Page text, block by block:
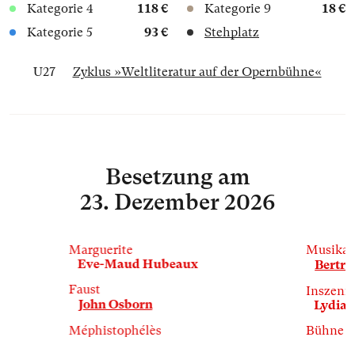
Kategorie 4
118 €
Kategorie 5
93 €
Kategorie 9
18 €
Stehplatz
U27 Zyklus »Weltliteratur auf der Opernbühne«
Besetzung am
23. Dezember 2026
Marguerite
Eve-Maud Hubeaux
Faust
John Osborn
Méphistophélès
Lydia
Bühne